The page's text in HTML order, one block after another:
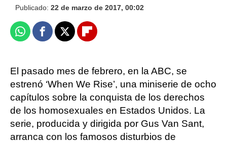
Publicado: 22 de marzo de 2017, 00:02
WhatsappFacebook
X Flipboard
El pasado mes de febrero, en la ABC, se
estrenó ‘When We Rise’, una miniserie de ocho
capítulos sobre la conquista de los derechos
de los homosexuales en Estados Unidos. La
serie, producida y dirigida por Gus Van Sant,
arranca con los famosos disturbios de